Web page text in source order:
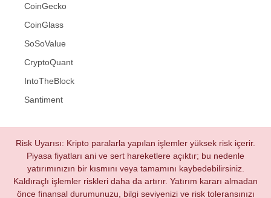
CoinGecko
CoinGlass
SoSoValue
CryptoQuant
IntoTheBlock
Santiment
Risk Uyarısı: Kripto paralarla yapılan işlemler yüksek risk içerir.
Piyasa fiyatları ani ve sert hareketlere açıktır; bu nedenle
yatırımınızın bir kısmını veya tamamını kaybedebilirsiniz.
Kaldıraçlı işlemler riskleri daha da artırır. Yatırım kararı almadan
önce finansal durumunuzu, bilgi seviyenizi ve risk toleransınızı